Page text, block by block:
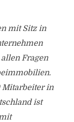
mit Sitz in
Fragen
Mitarbeiter in
ist